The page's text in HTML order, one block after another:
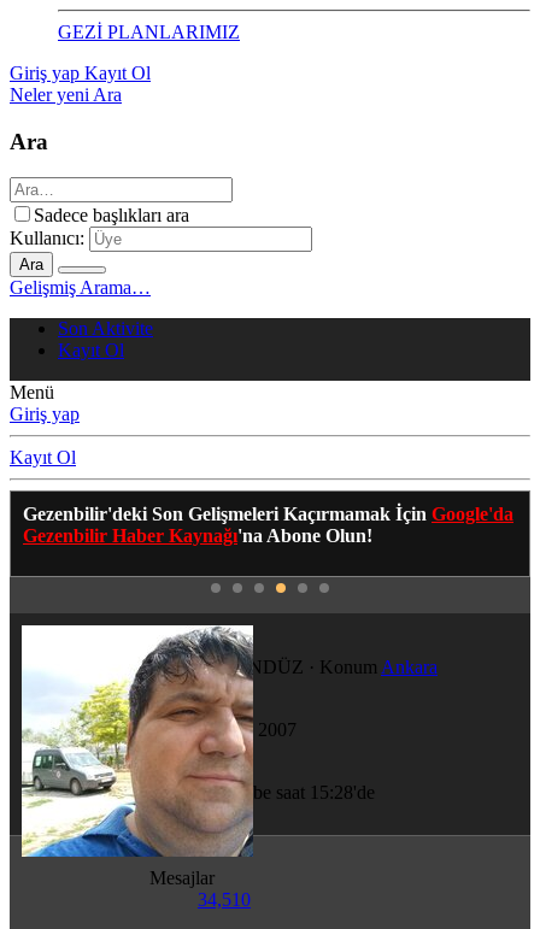
GEZİ PLANLARIMIZ
Giriş yap Kayıt Ol
Neler yeni Ara
Ara
Sadece başlıkları ara
Kullanıcı:
Ara
Gelişmiş Arama…
Son Aktivite
Kayıt Ol
Menü
Giriş yap
Kayıt Ol
Gezenbilir'deki Son Gelişmeleri Kaçırmamak İçin Google'da
Gezenbilir Haber Kaynağı'na Abone Olun!
yugun
YÜCEL GÜNDÜZ · Konum Ankara
Katılım
17 Haz 2007
Son görülme
Perşembe saat 15:28'de
Mesajlar
34,510